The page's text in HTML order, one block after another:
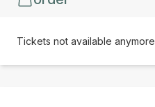
Tickets not available anymore